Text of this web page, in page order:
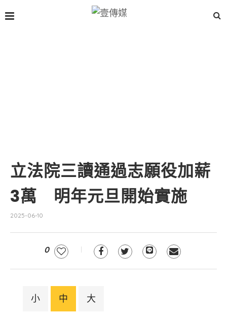
立法院三讀通過志願役加薪
3萬 明年元旦開始實施
2025-06-10
0
小 中 大